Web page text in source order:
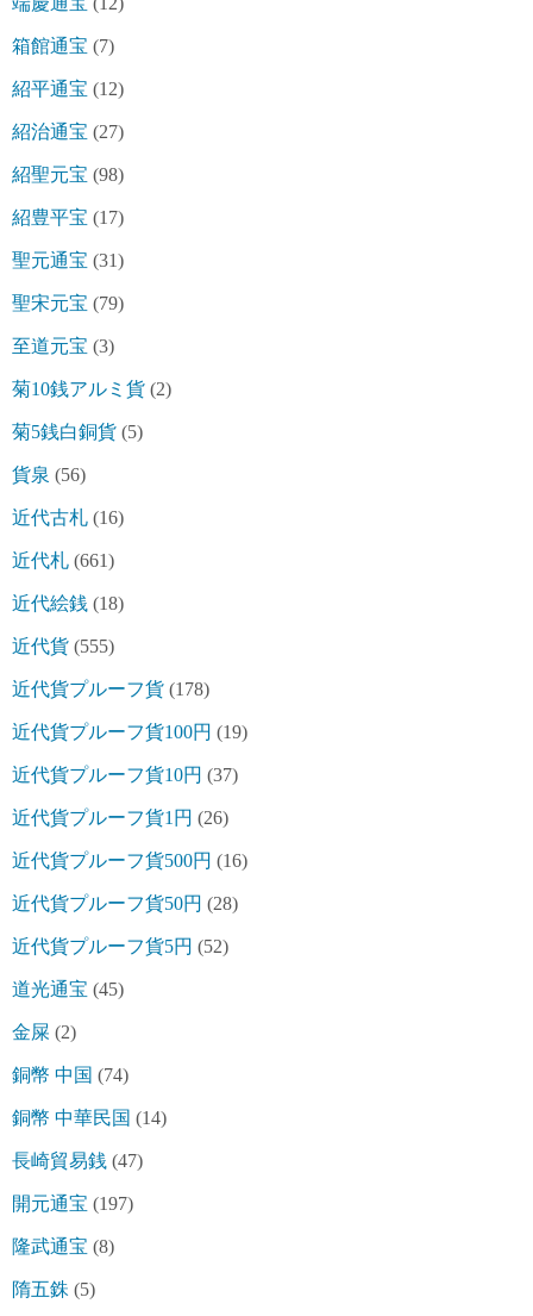
箱館通宝 (7)
紹平通宝 (12)
紹治通宝 (27)
紹聖元宝 (98)
紹豊平宝 (17)
聖元通宝 (31)
聖宋元宝 (79)
至道元宝 (3)
菊10銭アルミ貨 (2)
菊5銭白銅貨 (5)
貨泉 (56)
近代古札 (16)
近代札 (661)
近代絵銭 (18)
近代貨 (555)
近代貨プルーフ貨 (178)
近代貨プルーフ貨100円 (19)
近代貨プルーフ貨10円 (37)
近代貨プルーフ貨1円 (26)
近代貨プルーフ貨500円 (16)
近代貨プルーフ貨50円 (28)
近代貨プルーフ貨5円 (52)
道光通宝 (45)
金屎 (2)
銅幣 中国 (74)
銅幣 中華民国 (14)
長崎貿易銭 (47)
開元通宝 (197)
隆武通宝 (8)
隋五銖 (5)